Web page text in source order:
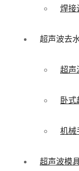
焊接
超声波去
超声
卧式
机械
超声波模